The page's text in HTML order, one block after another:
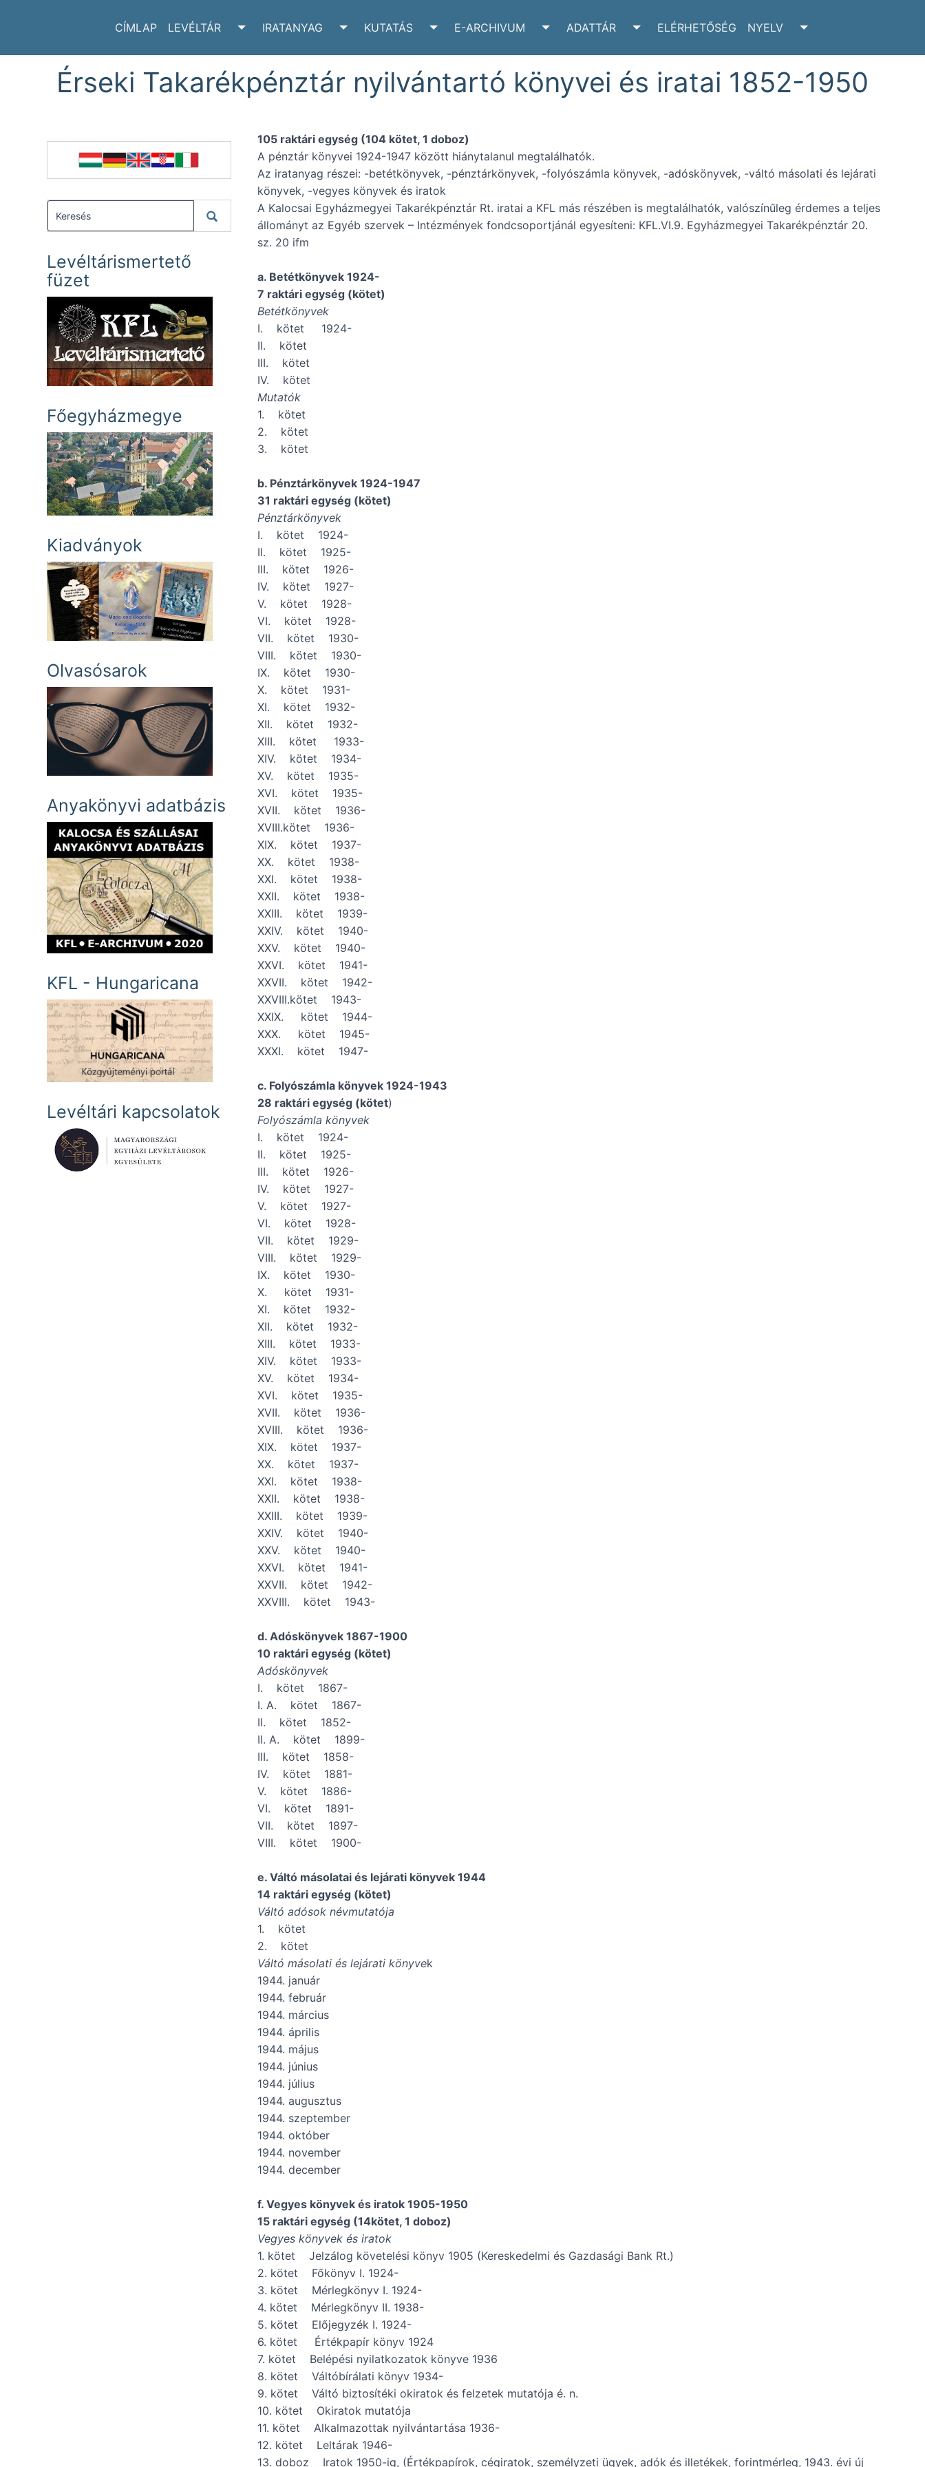
CÍMLAP LEVÉLTÁR
TOGGLE LEVÉLTÁR SUBMENU
IRATANYAG
TOGGLE IRATANYAG SUBMENU
KUTATÁS
TOGGLE KUTATÁS SUBMENU
E-ARCHIVUM
TOGGLE E-ARCHIVUM SUBMENU
ADATTÁR
TOGGLE ADATTÁR SUBMENU
ELÉRHETŐSÉG NYELV
Érseki Takarékpénztár nyilvántartó könyvei és iratai 1852-1950
Levéltárismertető
füzet
Főegyházmegye
Kiadványok
Olvasósarok
Anyakönyvi adatbázis
KFL - Hungaricana
Levéltári kapcsolatok
105 raktári egység (104 kötet, 1 doboz)
A pénztár könyvei 1924-1947 között hiánytalanul megtalálhatók.
Az iratanyag részei: -betétkönyvek, -pénztárkönyvek, -folyószámla könyvek, -adóskönyvek, -váltó másolati és lejárati
könyvek, -vegyes könyvek és iratok
A Kalocsai Egyházmegyei Takarékpénztár Rt. iratai a KFL más részében is megtalálhatók, valószínűleg érdemes a teljes
állományt az Egyéb szervek – Intézmények fondcsoportjánál egyesíteni: KFL.VI.9. Egyházmegyei Takarékpénztár 20.
sz. 20 ifm
a. Betétkönyvek 1924-
7 raktári egység (kötet)
Betétkönyvek
I. kötet 1924-
II. kötet
III. kötet
IV. kötet
Mutatók
1. kötet
2. kötet
3. kötet
b. Pénztárkönyvek 1924-1947
31 raktári egység (kötet)
Pénztárkönyvek
I. kötet 1924-
II. kötet 1925-
III. kötet 1926-
IV. kötet 1927-
V. kötet 1928-
VI. kötet 1928-
VII. kötet 1930-
VIII. kötet 1930-
IX. kötet 1930-
X. kötet 1931-
XI. kötet 1932-
XII. kötet 1932-
XIII. kötet 1933-
XIV. kötet 1934-
XV. kötet 1935-
XVI. kötet 1935-
XVII. kötet 1936-
XVIII.kötet 1936-
XIX. kötet 1937-
XX. kötet 1938-
XXI. kötet 1938-
XXII. kötet 1938-
XXIII. kötet 1939-
XXIV. kötet 1940-
XXV. kötet 1940-
XXVI. kötet 1941-
XXVII. kötet 1942-
XXVIII.kötet 1943-
XXIX. kötet 1944-
XXX. kötet 1945-
XXXI. kötet 1947-
c. Folyószámla könyvek 1924-1943
28 raktári egység (kötet)
Folyószámla könyvek
I. kötet 1924-
II. kötet 1925-
III. kötet 1926-
IV. kötet 1927-
V. kötet 1927-
VI. kötet 1928-
VII. kötet 1929-
VIII. kötet 1929-
IX. kötet 1930-
X. kötet 1931-
XI. kötet 1932-
XII. kötet 1932-
XIII. kötet 1933-
XIV. kötet 1933-
XV. kötet 1934-
XVI. kötet 1935-
XVII. kötet 1936-
XVIII. kötet 1936-
XIX. kötet 1937-
XX. kötet 1937-
XXI. kötet 1938-
XXII. kötet 1938-
XXIII. kötet 1939-
XXIV. kötet 1940-
XXV. kötet 1940-
XXVI. kötet 1941-
XXVII. kötet 1942-
XXVIII. kötet 1943-
d. Adóskönyvek 1867-1900
10 raktári egység (kötet)
Adóskönyvek
I. kötet 1867-
I. A. kötet 1867-
II. kötet 1852-
II. A. kötet 1899-
III. kötet 1858-
IV. kötet 1881-
V. kötet 1886-
VI. kötet 1891-
VII. kötet 1897-
VIII. kötet 1900-
e. Váltó másolatai és lejárati könyvek 1944
14 raktári egység (kötet)
Váltó adósok névmutatója
1. kötet
2. kötet
Váltó másolati és lejárati könyvek
1944. január
1944. február
1944. március
1944. április
1944. május
1944. június
1944. július
1944. augusztus
1944. szeptember
1944. október
1944. november
1944. december
f. Vegyes könyvek és iratok 1905-1950
15 raktári egység (14kötet, 1 doboz)
Vegyes könyvek és iratok
1. kötet Jelzálog követelési könyv 1905 (Kereskedelmi és Gazdasági Bank Rt.)
2. kötet Főkönyv I. 1924-
3. kötet Mérlegkönyv I. 1924-
4. kötet Mérlegkönyv II. 1938-
5. kötet Előjegyzék I. 1924-
6. kötet Értékpapír könyv 1924
7. kötet Belépési nyilatkozatok könyve 1936
8. kötet Váltóbírálati könyv 1934-
9. kötet Váltó biztosítéki okiratok és felzetek mutatója é. n.
10. kötet Okiratok mutatója
11. kötet Alkalmazottak nyilvántartása 1936-
12. kötet Leltárak 1946-
13. doboz Iratok 1950-ig, (Értékpapírok, cégiratok, személyzeti ügyek, adók és illetékek, forintmérleg, 1943. évi új